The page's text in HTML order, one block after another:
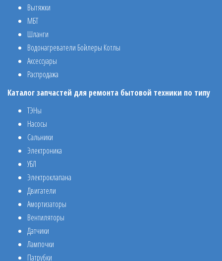
Вытяжки
МБТ
Шланги
Водонагреватели Бойлеры Котлы
Аксессуары
Распродажа
Каталог запчастей для ремонта бытовой техники по типу
ТЭНы
Насосы
Сальники
Электроника
УБЛ
Электроклапана
Двигатели
Амортизаторы
Вентиляторы
Датчики
Лампочки
Патрубки